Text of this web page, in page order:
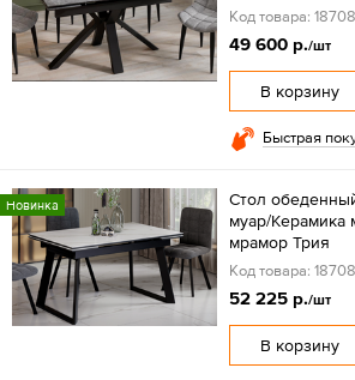
Код товара:
49 600 р./шт
В корзину
Быстрая
Новинка
Стол
муар/Керамика
мрамор Трия
Код товара:
52 225 р./шт
В корзину